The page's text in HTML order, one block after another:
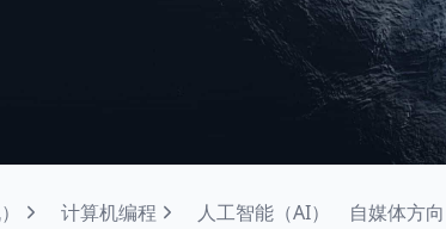
计算机编程 人工智能（AI） 自媒体方向